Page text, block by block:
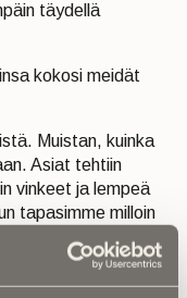
täydellä
kokosi meidät
Muistan, kuinka
Asiat tehtiin
vinkeet ja lempeä
tapasimme milloin